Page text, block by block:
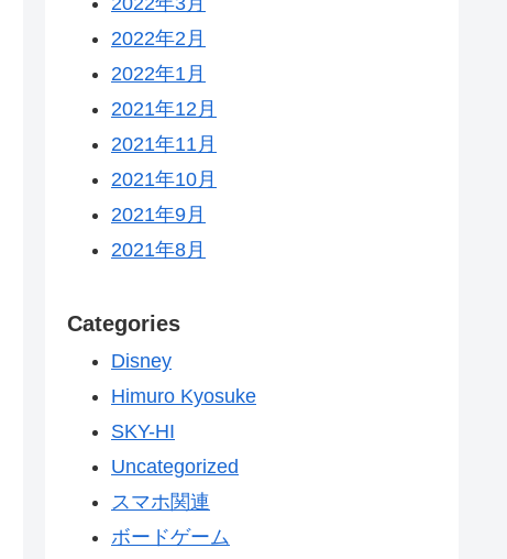
2022年2月
2022年1月
2021年12月
2021年11月
2021年10月
2021年9月
2021年8月
Categories
Disney
Himuro Kyosuke
SKY-HI
Uncategorized
スマホ関連
ボードゲーム